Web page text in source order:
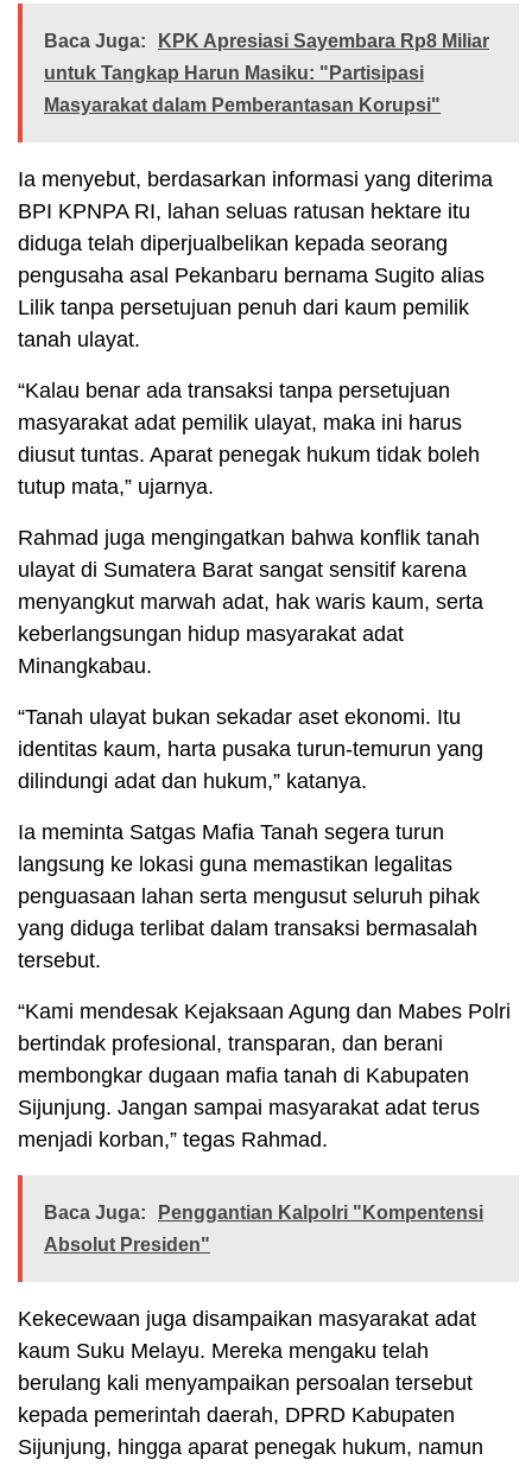
Baca Juga:
KPK Apresiasi Sayembara Rp8 Miliar
untuk Tangkap Harun Masiku: "Partisipasi
Masyarakat dalam Pemberantasan Korupsi"
Ia menyebut, berdasarkan informasi yang diterima
BPI KPNPA RI, lahan seluas ratusan hektare itu
diduga telah diperjualbelikan kepada seorang
pengusaha asal Pekanbaru bernama Sugito alias
Lilik tanpa persetujuan penuh dari kaum pemilik
tanah ulayat.
“Kalau benar ada transaksi tanpa persetujuan
masyarakat adat pemilik ulayat, maka ini harus
diusut tuntas. Aparat penegak hukum tidak boleh
tutup mata,” ujarnya.
Rahmad juga mengingatkan bahwa konflik tanah
ulayat di Sumatera Barat sangat sensitif karena
menyangkut marwah adat, hak waris kaum, serta
keberlangsungan hidup masyarakat adat
Minangkabau.
“Tanah ulayat bukan sekadar aset ekonomi. Itu
identitas kaum, harta pusaka turun-temurun yang
dilindungi adat dan hukum,” katanya.
Ia meminta Satgas Mafia Tanah segera turun
langsung ke lokasi guna memastikan legalitas
penguasaan lahan serta mengusut seluruh pihak
yang diduga terlibat dalam transaksi bermasalah
tersebut.
“Kami mendesak Kejaksaan Agung dan Mabes Polri
bertindak profesional, transparan, dan berani
membongkar dugaan mafia tanah di Kabupaten
Sijunjung. Jangan sampai masyarakat adat terus
menjadi korban,” tegas Rahmad.
Baca Juga:
Penggantian Kalpolri "Kompentensi
Absolut Presiden"
Kekecewaan juga disampaikan masyarakat adat
kaum Suku Melayu. Mereka mengaku telah
berulang kali menyampaikan persoalan tersebut
kepada pemerintah daerah, DPRD Kabupaten
Sijunjung, hingga aparat penegak hukum, namun